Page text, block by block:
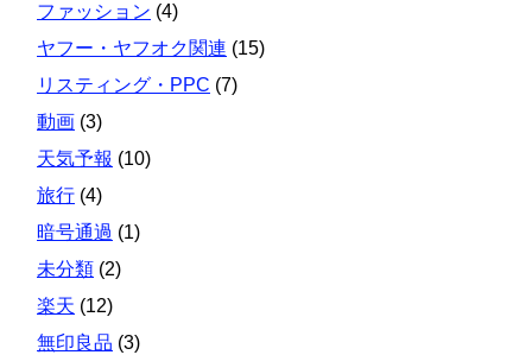
ファッション (4)
ヤフー・ヤフオク関連 (15)
リスティング・PPC (7)
動画 (3)
天気予報 (10)
旅行 (4)
暗号通過 (1)
未分類 (2)
楽天 (12)
無印良品 (3)